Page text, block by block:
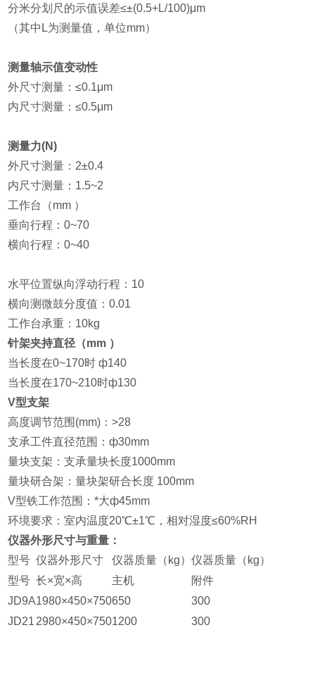
分米分划尺的示值误差≤±(0.5+L/100)μm
（其中L为测量值，单位mm）
测量轴示值变动性
外尺寸测量：≤0.1μm
内尺寸测量：≤0.5μm
测量力(N)
外尺寸测量：2±0.4
内尺寸测量：1.5~2
工作台（mm ）
垂向行程：0~70
横向行程：0~40
水平位置纵向浮动行程：10
横向测微鼓分度值：0.01
工作台承重：10kg
针架夹持直径（mm ）
当长度在0~170时 ф140
当长度在170~210时ф130
V型支架
高度调节范围(mm)：>28
支承工件直径范围：ф30mm
量块支架：支承量块长度1000mm
量块研合架：量块架研合长度 100mm
V型铁工作范围：*大ф45mm
环境要求：室内温度20℃±1℃，相对湿度≤60%RH
仪器外形尺寸与重量：
型号 仪器外形尺寸 仪器质量（kg）仪器质量（kg）
型号 长×宽×高 主机
附件
JD9A1980×450×750650
300
JD21 2980×450×7501200 300